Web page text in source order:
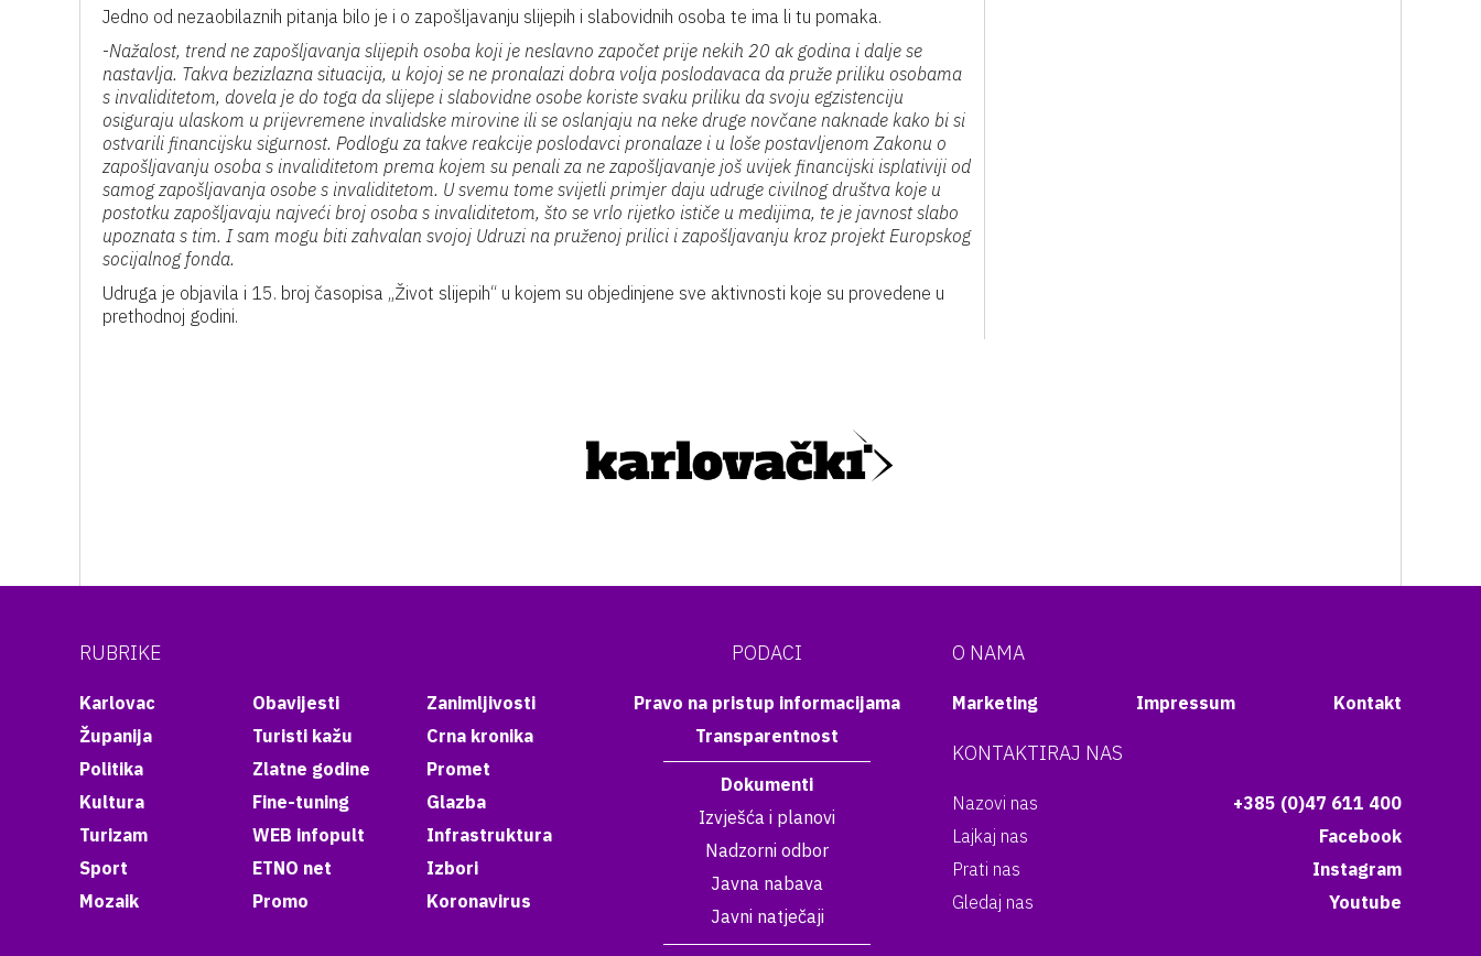
Jedno od nezaobilaznih pitanja bilo je i o zapošljavanju slijepih i slabovidnih osoba te ima li tu pomaka.
-Nažalost, trend ne zapošljavanja slijepih osoba koji je neslavno započet prije nekih 20 ak godina i dalje se
nastavlja. Takva bezizlazna situacija, u kojoj se ne pronalazi dobra volja poslodavaca da pruže priliku osobama
s invaliditetom, dovela je do toga da slijepe i slabovidne osobe koriste svaku priliku da svoju egzistenciju
osiguraju ulaskom u prijevremene invalidske mirovine ili se oslanjaju na neke druge novčane naknade kako bi si
ostvarili financijsku sigurnost. Podlogu za takve reakcije poslodavci pronalaze i u loše postavljenom Zakonu o
zapošljavanju osoba s invaliditetom prema kojem su penali za ne zapošljavanje još uvijek financijski isplativiji od
samog zapošljavanja osobe s invaliditetom. U svemu tome svijetli primjer daju udruge civilnog društva koje u
postotku zapošljavaju najveći broj osoba s invaliditetom, što se vrlo rijetko ističe u medijima, te je javnost slabo
upoznata s tim. I sam mogu biti zahvalan svojoj Udruzi na pruženoj prilici i zapošljavanju kroz projekt Europskog
socijalnog fonda.
Udruga je objavila i 15. broj časopisa „Život slijepih“ u kojem su objedinjene sve aktivnosti koje su provedene u
prethodnoj godini.
RUBRIKE
Karlovac
Županija
Politika
Kultura
Turizam
Sport
Mozaik
Obavijesti
Turisti kažu
Zlatne godine
Fine-tuning
WEB infopult
ETNO net
Promo
Zanimljivosti
Crna kronika
Promet
Glazba
Infrastruktura
Izbori
Koronavirus
PODACI
Pravo na pristup informacijama
Transparentnost
Dokumenti
Izvješća i planovi
Nadzorni odbor
Javna nabava
Javni natječaji
O NAMA
Marketing Impressum Kontakt
KONTAKTIRAJ NAS
Nazovi nas
+385 (0)47 611 400
Lajkaj nas
Facebook
Prati nas
Instagram
Gledaj nas
Youtube